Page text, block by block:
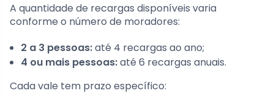
A quantidade de recargas disponíveis varia
conforme o número de moradores:
2 a 3 pessoas:até 4 recargas ao ano;
4 ou mais pessoas:até 6 recargas anuais.
Cada vale tem prazo específico: